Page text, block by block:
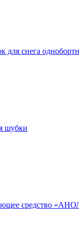
для снега
шубки
средство